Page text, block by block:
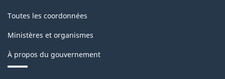
Toutes les coordonnées
Ministères et organismes
À propos du gouvernement